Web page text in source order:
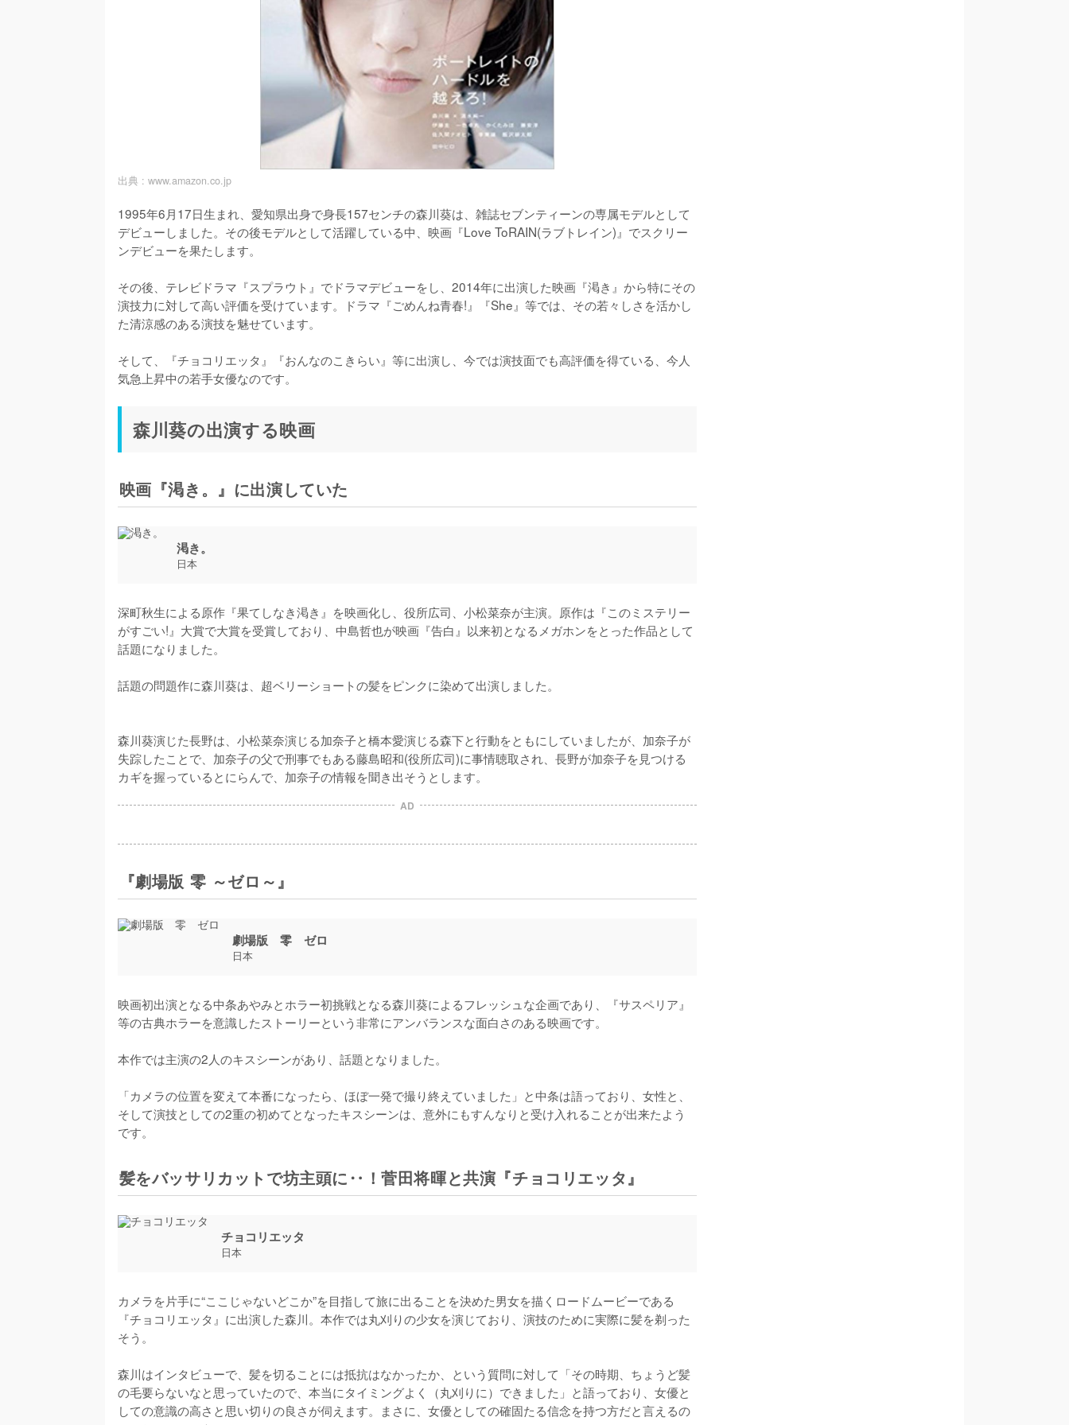
出典 : www.amazon.co.jp
1995年6月17日生まれ、愛知県出身で身長157センチの森川葵は、雑誌セブンティーンの専属モデルとして
デビューしました。その後モデルとして活躍している中、映画『Love ToRAIN(ラブトレイン)』でスクリー
ンデビューを果たします。
その後、テレビドラマ『スプラウト』でドラマデビューをし、2014年に出演した映画『渇き』から特にその
演技力に対して高い評価を受けています。ドラマ『ごめんね青春!』『She』等では、その若々しさを活かし
た清涼感のある演技を魅せています。
そして、『チョコリエッタ』『おんなのこきらい』等に出演し、今では演技面でも高評価を得ている、今人
気急上昇中の若手女優なのです。
森川葵の出演する映画
映画『渇き。』に出演していた
渇き。
日本
深町秋生による原作『果てしなき渇き』を映画化し、役所広司、小松菜奈が主演。原作は『このミステリー
がすごい!』大賞で大賞を受賞しており、中島哲也が映画『告白』以来初となるメガホンをとった作品として
話題になりました。
話題の問題作に森川葵は、超ベリーショートの髪をピンクに染めて出演しました。
森川葵演じた長野は、小松菜奈演じる加奈子と橋本愛演じる森下と行動をともにしていましたが、加奈子が
失踪したことで、加奈子の父で刑事でもある藤島昭和(役所広司)に事情聴取され、長野が加奈子を見つける
カギを握っているとにらんで、加奈子の情報を聞き出そうとします。
AD
『劇場版 零 ～ゼロ～』
劇場版 零 ゼロ
日本
映画初出演となる中条あやみとホラー初挑戦となる森川葵によるフレッシュな企画であり、『サスペリア』
等の古典ホラーを意識したストーリーという非常にアンバランスな面白さのある映画です。
本作では主演の2人のキスシーンがあり、話題となりました。
「カメラの位置を変えて本番になったら、ほぼ一発で撮り終えていました」と中条は語っており、女性と、
そして演技としての2重の初めてとなったキスシーンは、意外にもすんなりと受け入れることが出来たよう
です。
髪をバッサリカットで坊主頭に‥！菅田将暉と共演『チョコリエッタ』
チョコリエッタ
日本
カメラを片手に“ここじゃないどこか”を目指して旅に出ることを決めた男女を描くロードムービーである
『チョコリエッタ』に出演した森川。本作では丸刈りの少女を演じており、演技のために実際に髪を剃った
そう。
森川はインタビューで、髪を切ることには抵抗はなかったか、という質問に対して「その時期、ちょうど髪
の毛要らないなと思っていたので、本当にタイミングよく（丸刈りに）できました」と語っており、女優と
しての意識の高さと思い切りの良さが伺えます。まさに、女優としての確固たる信念を持つ方だと言えるの